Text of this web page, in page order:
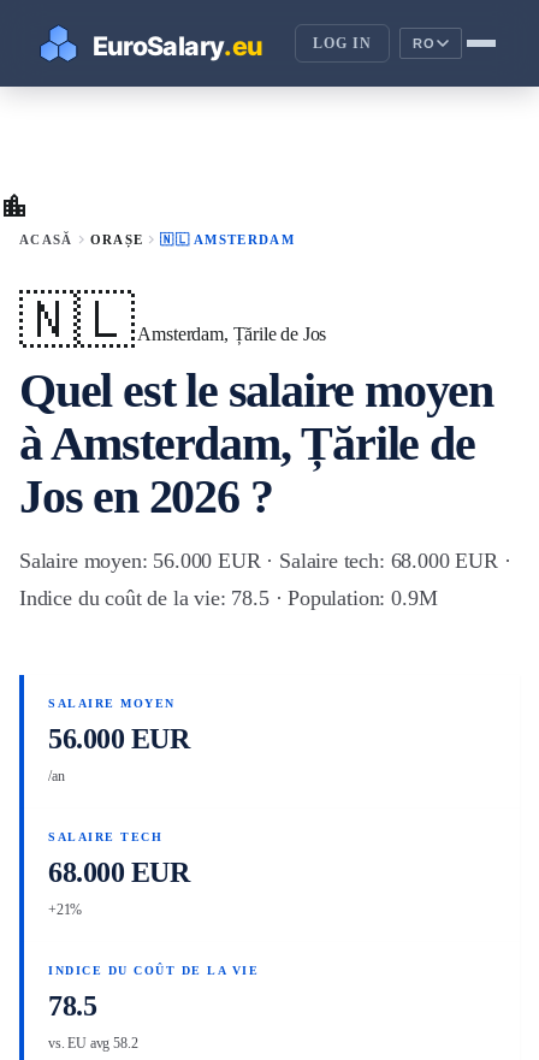
LOG IN RO
location_city
ACASĂ chevron_right ORAȘE chevron_right🇳🇱 AMSTERDAM
🇳🇱Amsterdam, Țările de Jos
Quel est le salaire moyen
à Amsterdam, Țările de
Jos en 2026 ?
Salaire moyen: 56.000 EUR · Salaire tech: 68.000 EUR ·
Indice du coût de la vie: 78.5 · Population: 0.9M
SALAIRE MOYEN
56.000 EUR
/an
SALAIRE TECH
68.000 EUR
+21%
INDICE DU COÛT DE LA VIE
78.5
vs. EU avg 58.2